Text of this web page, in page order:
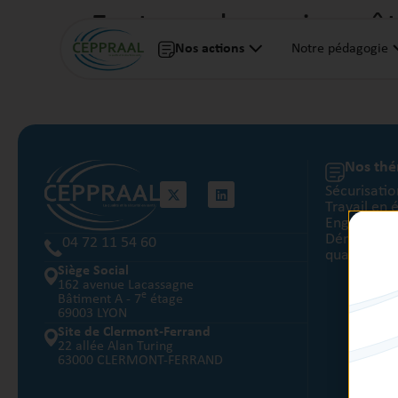
Nos actions Notre pédagogie
Facteurs humains :
Session à Clermont-
04 72 11 54 60
Siège Social
162 avenue Lacassagne
Bâtiment A - 7e étage
69003 LYON
Site de Clermont-Ferrand
22 allée Alan Turing
63000 CLERMONT-FERRAND
Nos
Travail en
Démarche
qualité